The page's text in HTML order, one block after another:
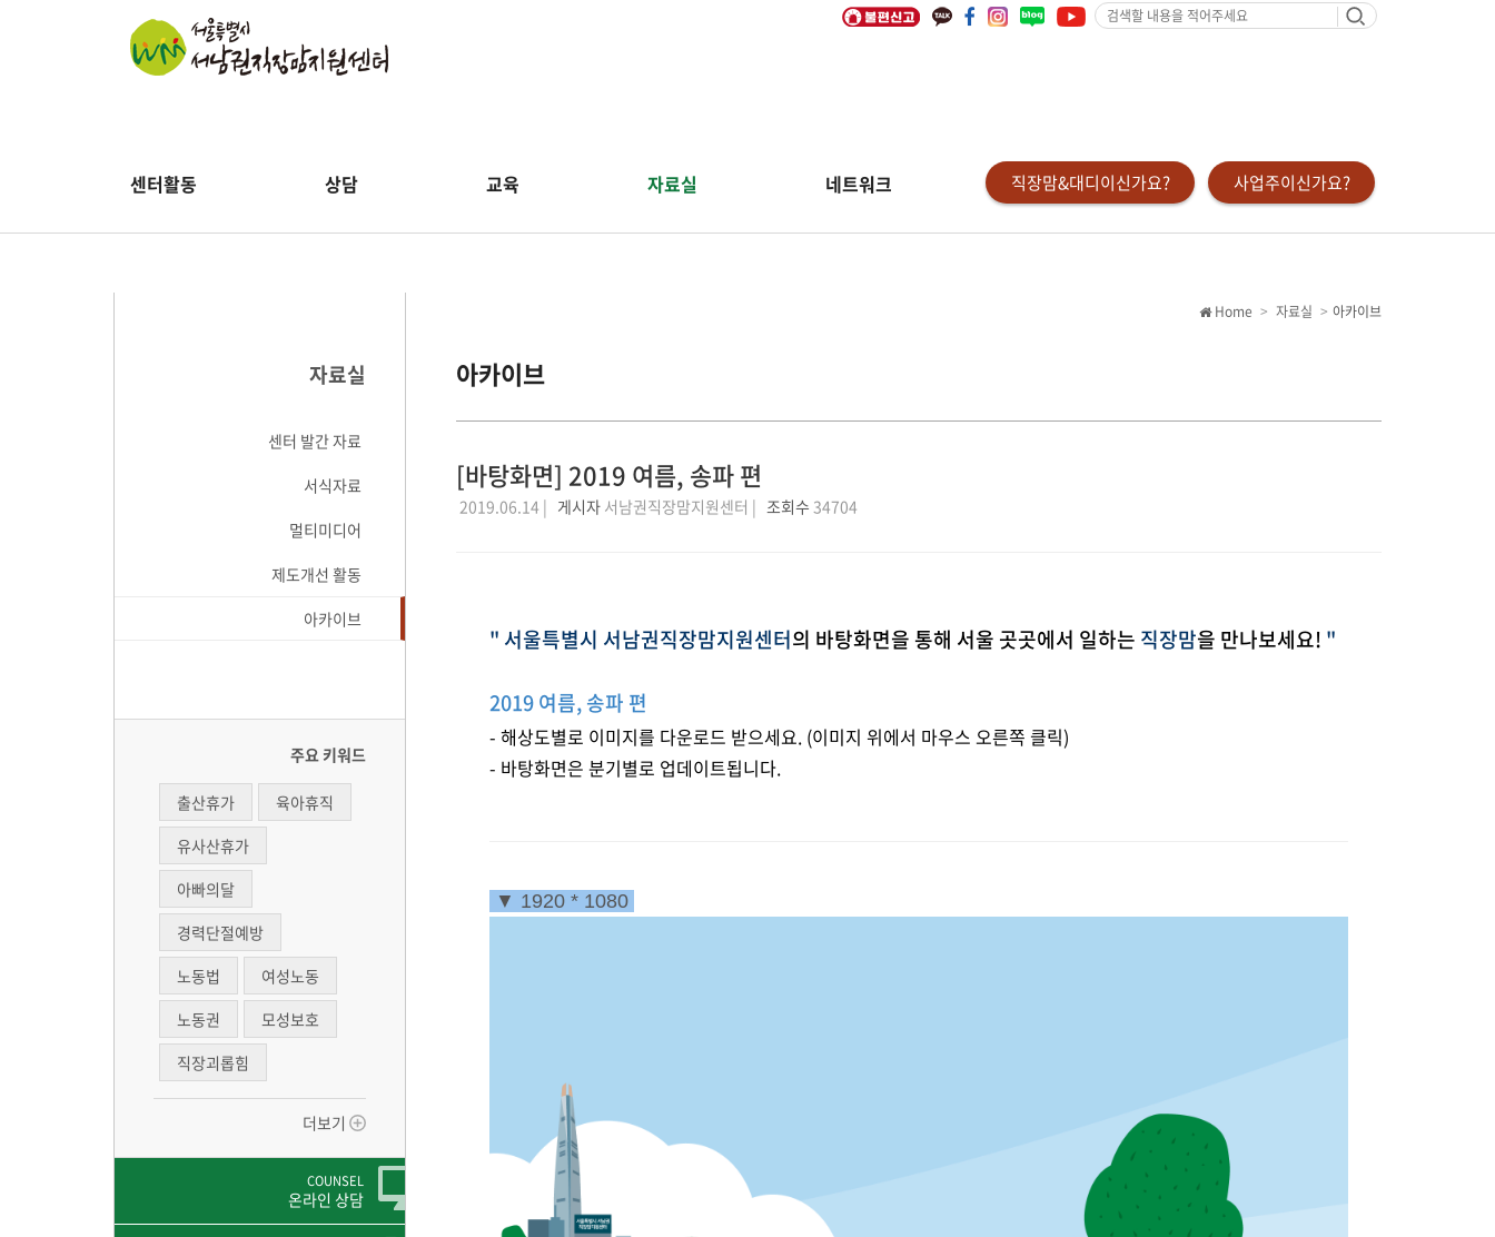
검
색
요
센터활동 상담 교육 자료실 네트워크 직장맘&대디이신가요? 사업주이신가요?
자료실
센터 발간 자료
서식자료
멀티미디어
제도개선 활동
아카이브
주요 키워드
출산휴가
육아휴직
유사산휴가
아빠의달
경력단절예방
노동법
여성노동
노동권
모성보호
직장괴롭힘
더보기
COUNSEL
온라인 상담
아카이브
Home 자료실 아카이브
[바탕화면] 2019 여름, 송파 편
2019.06.14 | 게시자서남권직장맘지원센터 | 조회수 34704
" 서울특별시 서남권직장맘지원센터의 바탕화면을 통해 서울 곳곳에서 일하는 직장맘을 만나보세요! "
2019 여름, 송파 편
- 해상도별로 이미지를 다운로드 받으세요. (이미지 위에서 마우스 오른쪽 클릭)
- 바탕화면은 분기별로 업데이트됩니다.
▼ 1920 * 1080